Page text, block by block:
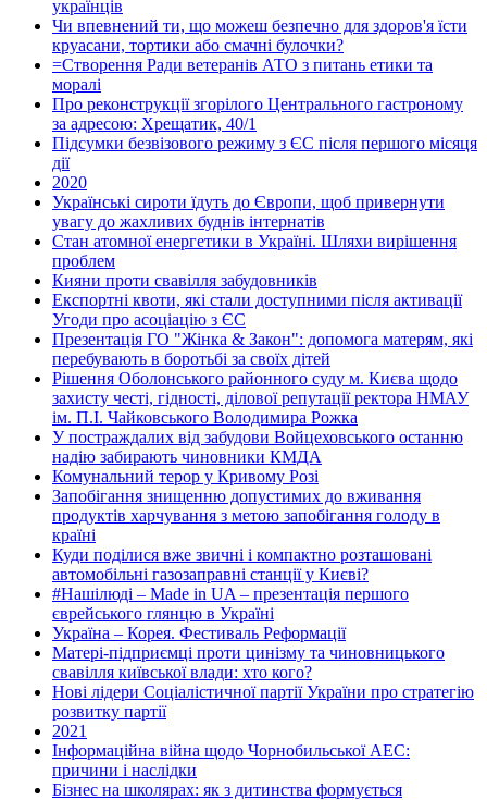
українців
Чи впевнений ти, що можеш безпечно для здоров'я їсти
круасани, тортики або смачні булочки?
=Створення Ради ветеранів АТО з питань етики та
моралі
Про реконструкції згорілого Центрального гастроному
за адресою: Хрещатик, 40/1
Підсумки безвізового режиму з ЄС після першого місяця
дії
2020
Українські сироти їдуть до Європи, щоб привернути
увагу до жахливих буднів інтернатів
Стан атомної енергетики в Україні. Шляхи вирішення
проблем
Кияни проти свавілля забудовників
Експортні квоти, які стали доступними після активації
Угоди про асоціацію з ЄС
Презентація ГО "Жінка & Закон": допомога матерям, які
перебувають в боротьбі за своїх дітей
Рішення Оболонського районного суду м. Києва щодо
захисту честі, гідності, ділової репутації ректора НМАУ
ім. П.І. Чайковського Володимира Рожка
У постраждалих від забудови Войцеховського останню
надію забирають чиновники КМДА
Комунальний терор у Кривому Розі
Запобігання знищенню допустимих до вживання
продуктів харчування з метою запобігання голоду в
країні
Куди поділися вже звичні і компактно розташовані
автомобільні газозаправні станції у Києві?
#Нашілюді – Made in UA – презентація першого
єврейського глянцю в Україні
Україна – Корея. Фестиваль Реформації
Матері-підприємці проти цинізму та чиновницького
свавілля київської влади: хто кого?
Нові лідери Соціалістичної партії України про стратегію
розвитку партії
2021
Інформаційна війна щодо Чорнобильської АЕС:
причини і наслідки
Бізнес на школярах: як з дитинства формується